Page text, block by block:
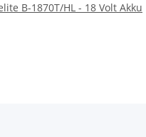
B-1870T/HL - 18 Volt Akku